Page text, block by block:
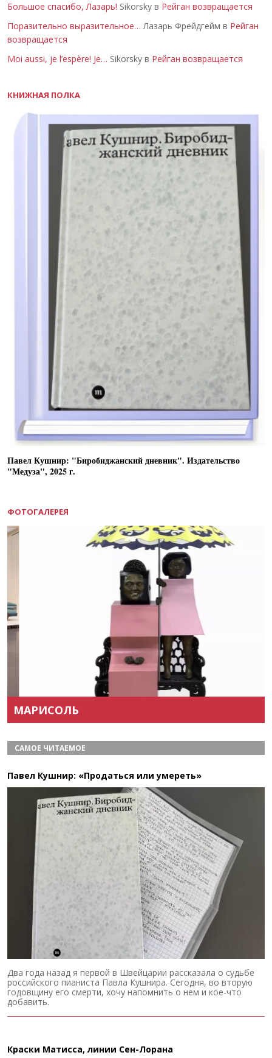
Большое спасибо, Лазарь! Sikorsky в Рейган возвращается
Поразительно выразительное… Лазарь Фрейдгейм в Рейган
возвращается
Moi aussi, je l’espère! Je… Sikorsky в Рейган возвращается
КНИЖНАЯ ПОЛКА
Павел Кушнир: "Биробиджанский дневник". Издательство
"Медуза", 2025 г.
ФОТОГАЛЕРЕЯ
МАРИСОЛЬ
САМОЕ ЧИТАЕМОЕ
Павел Кушнир: «Продаться или умереть»
Два года назад я первой в Швейцарии рассказала о судьбе
российского пианиста Павла Кушнира. Сегодня, во вторую
годовщину его смерти, хочу напомнить о нем и кое-что
добавить.
Краски Матисса, линии Сен-Лорана